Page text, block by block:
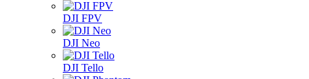
DJI FPV
DJI Neo
DJI Tello